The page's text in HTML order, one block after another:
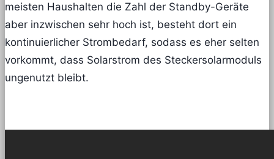
meisten Haushalten die Zahl der Standby-Geräte
aber inzwischen sehr hoch ist, besteht dort ein
kontinuierlicher Strombedarf, sodass es eher selten
vorkommt, dass Solarstrom des Steckersolarmoduls
ungenutzt bleibt.